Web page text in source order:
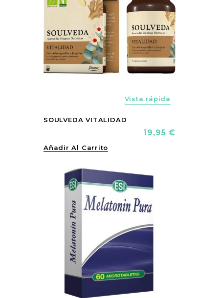
Vista rápida
SOULVEDA VITALIDAD
Precio
19,95 €
Añadir Al Carrito